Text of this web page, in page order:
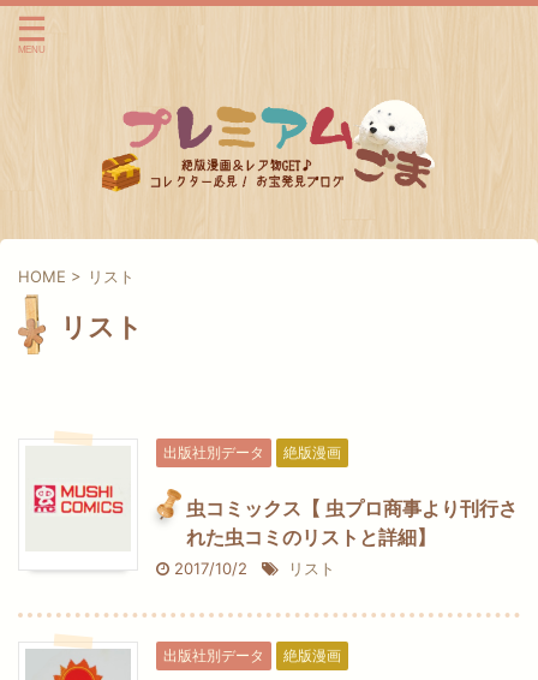
HOME > リスト
リスト
出版社別データ 絶版漫画
虫コミックス【 虫プロ商事より刊行さ
れた虫コミのリストと詳細】
2017/10/2 リスト
出版社別データ 絶版漫画